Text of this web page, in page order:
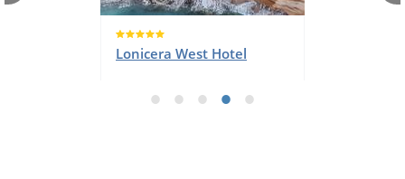
Lonicera West Hotel